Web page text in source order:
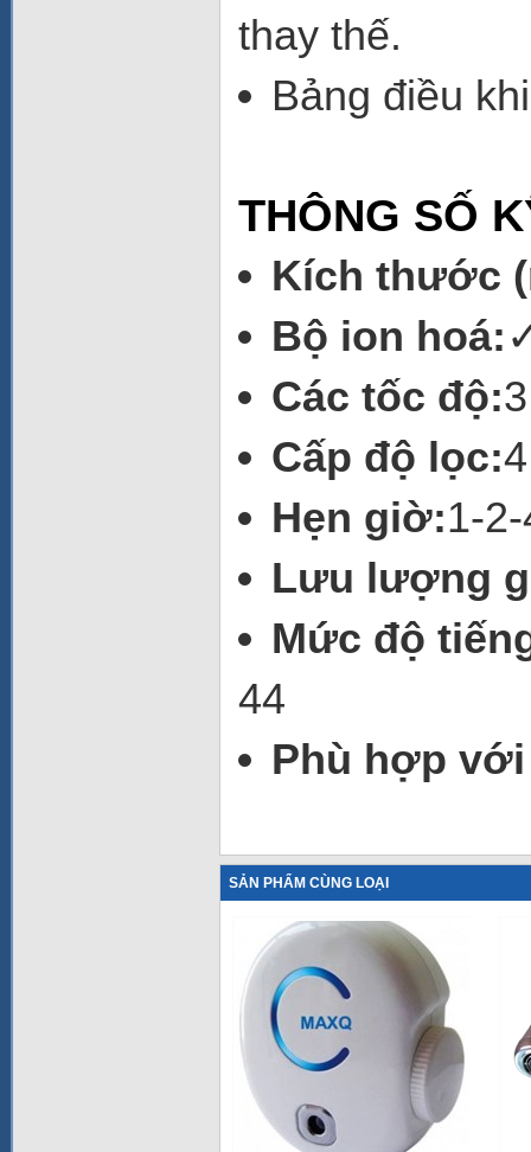
thay thế.
Bảng điều
THÔNG SỐ
Kích thước
Bộ ion hoá:
Các tốc độ:3
Cấp độ lọc:4
Hẹn giờ:1-
Lưu lượng
Mức độ
44
Phù hợp
SẢN PHẨM CÙNG LOẠI